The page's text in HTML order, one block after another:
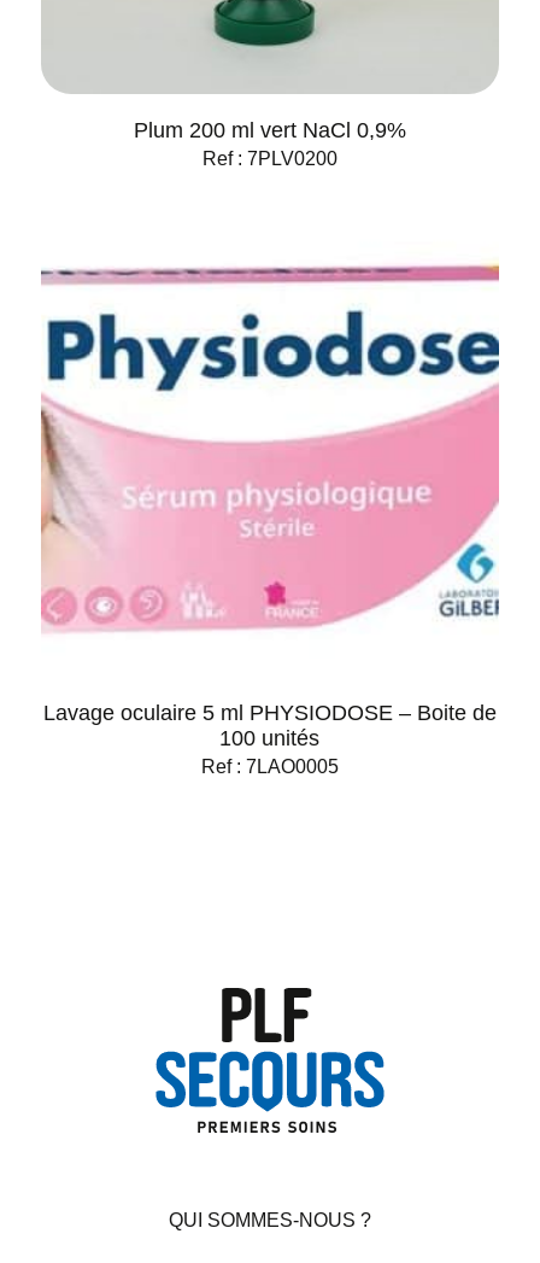
Plum 200 ml vert NaCl 0,9%
Ref : 7PLV0200
Lavage oculaire 5 ml PHYSIODOSE – Boite de
100 unités
Ref : 7LAO0005
QUI SOMMES-NOUS ?